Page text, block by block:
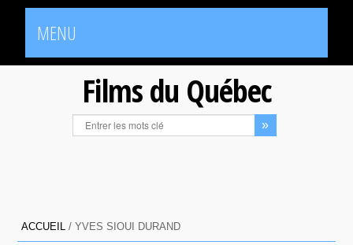
MENU
Films du Québec
ACCUEIL /YVES SIOUI DURAND